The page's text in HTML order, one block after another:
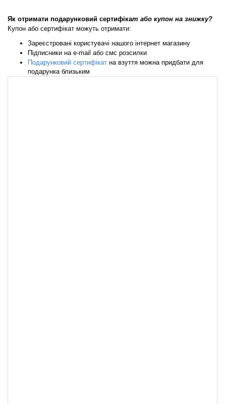
Як отримати подарунковий сертифікат або купон на знижку?
Купон або сертифікат можуть отримати:
Зареєстровані користувачі нашого інтернет магазину
Підписники на e-mail або смс розсилки
Подарунковий сертифікат на взуття можна придбати для
подарунка близьким